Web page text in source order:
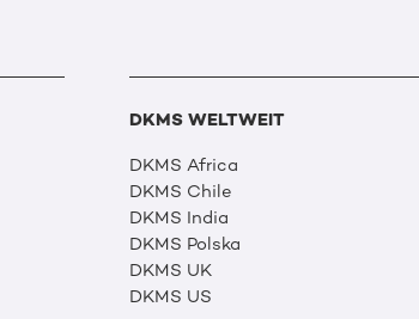
DKMS WELTWEIT
DKMS Africa
DKMS Chile
DKMS India
DKMS Polska
DKMS UK
DKMS US